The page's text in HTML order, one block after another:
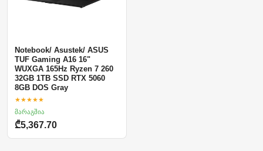
Notebook/ Asustek/ ASUS
TUF Gaming A16 16"
WUXGA 165Hz Ryzen 7 260
32GB 1TB SSD RTX 5060
8GB DOS Gray
★★★★★
მარაგშია
₾5,367.70